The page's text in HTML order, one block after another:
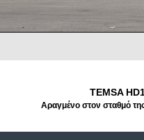
TEMSA
Αραγμένο στον σταθμό